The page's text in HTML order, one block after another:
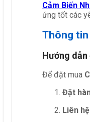
Cảm Biến
ứng tốt các
Thông
Hướng
Để đặt mua
Đặt
Liên